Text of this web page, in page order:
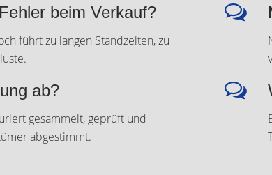
beim Verkauf?
führt zu langen Standzeiten, zu
ab?
gesammelt, geprüft und
abgestimmt.